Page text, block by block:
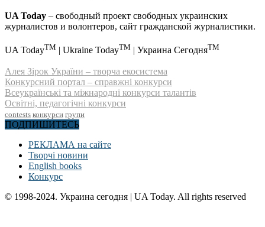
UA Today – свободный проект свободных украинских
журналистов и волонтеров, сайт гражданской журналистики.
UA TodayTM | Ukraine TodayTM | Украина СегодняTM
Алея Зірок України – творча екосистема
Конкурсний портал – справжні конкурси
Всеукраїнські та міжнародні конкурси талантів
Освітні, педагогічні конкурси
contests конкурси групи
ПОДПИШИТЕСЬ
РЕКЛАМА на сайте
Творчі новини
English books
Конкурс
© 1998-2024. Украина сегодня | UA Today. All rights reserved